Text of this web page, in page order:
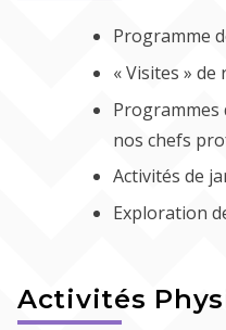
Programme
« Visites »
Programmes
nos chefs
Activités de
Exploration
Activités